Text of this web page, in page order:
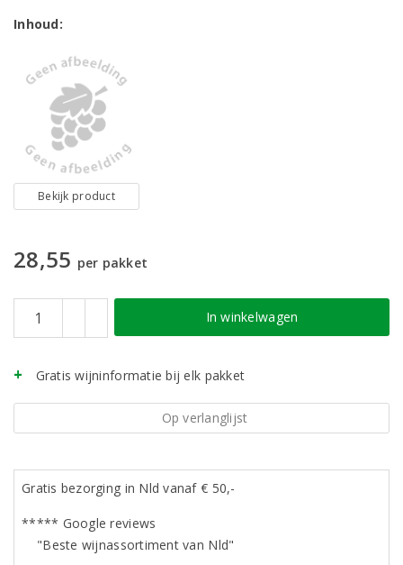
Inhoud:
Bekijk product
28,55 per pakket
In winkelwagen
Gratis wijninformatie bij elk pakket
Op verlanglijst
Gratis bezorging in Nld vanaf € 50,-
***** Google reviews
"Beste wijnassortiment van Nld"